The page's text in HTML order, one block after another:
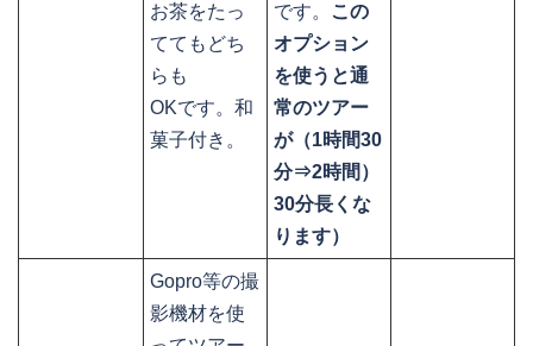
お茶をたっ
ててもどち
らも
OKです。和
菓子付き。
です。
この
オプション
を使うと通
常のツアー
が（1時間30
分⇒2時間）
30分長くな
ります）
Gopro等の撮
影機材を使